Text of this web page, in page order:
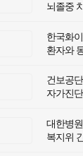
뇌졸중
한국화
환자와
건보공
자가진
대한병
복지위